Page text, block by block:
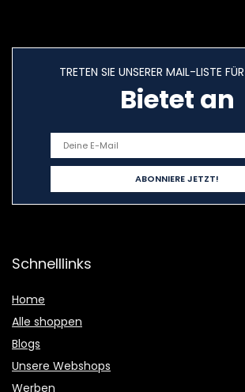
TRETEN SIE UNSERER MAIL-LISTE
Bietet an
Schnelllinks
Home
Alle shoppen
Blogs
Unsere Webshops
Werben